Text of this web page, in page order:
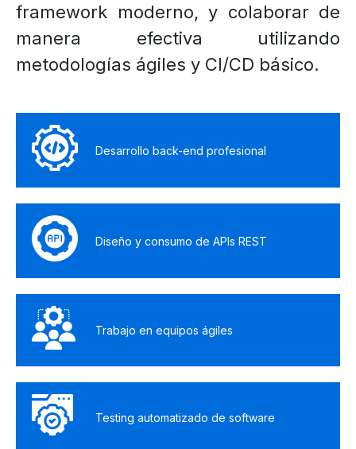
framework moderno, y colaborar de
manera efectiva utilizando
metodologías ágiles y CI/CD básico.
Desarrollo back-end profesional
Diseño y consumo de APIs REST
Trabajo en equipos ágiles
Testing automatizado de software